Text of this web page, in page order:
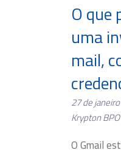
O que
uma
mail,
27 de
Krypton BPO
O Gmail